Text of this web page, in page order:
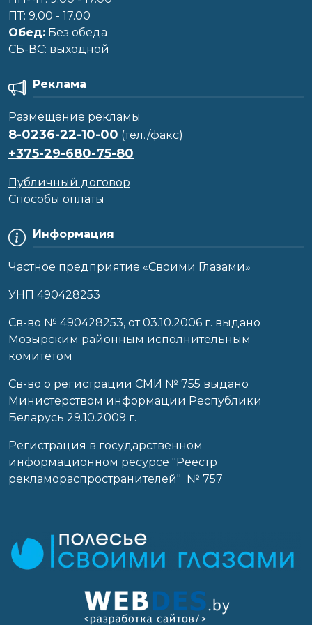
ПТ: 9.00 - 17.00
Обед: Без обеда
CБ-ВС: выходной
Информация
Частное предприятие «Своими Глазами»
УНП 490428253
Cв-во № 490428253, от 03.10.2006 г. выдано
Мозырским районным исполнительным
комитетом
Св-во о регистрации СМИ № 755 выдано
Министерством информации Республики
Беларусь 29.10.2009 г.
Регистрация в государственном
информационном ресурсе "Реестр
рекламораспространителей" № 757
Реклама
Размещение рекламы
8-0236-22-10-00 (тел./факс)
+375-29-680-75-80
Публичный договор
Способы оплаты